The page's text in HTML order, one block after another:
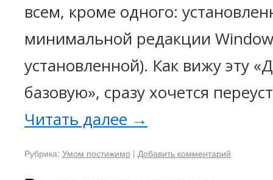
всем, кроме одного:
минимальной редакции
установленной). Как вижу эту
базовую», сразу хочется
Читать далее →
Рубрика: Умом постижимо | Добавить комментарий